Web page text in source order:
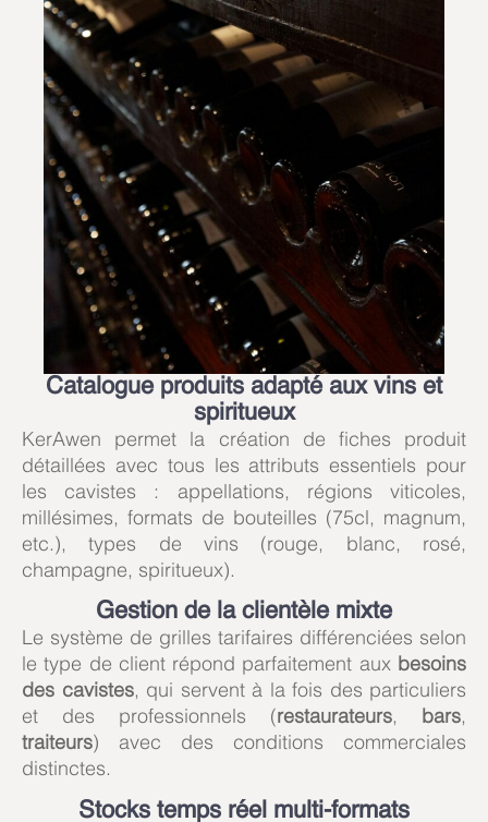
Catalogue produits adapté aux vins et
spiritueux
KerAwen permet la création de fiches produit
détaillées avec tous les attributs essentiels pour
les cavistes : appellations, régions viticoles,
millésimes, formats de bouteilles (75cl, magnum,
etc.), types de vins (rouge, blanc, rosé,
champagne, spiritueux).
Gestion de la clientèle mixte
Le système de grilles tarifaires différenciées selon
le type de client répond parfaitement aux besoins
des cavistes, qui servent à la fois des particuliers
et des professionnels (restaurateurs, bars,
traiteurs) avec des conditions commerciales
distinctes.
Stocks temps réel multi-formats